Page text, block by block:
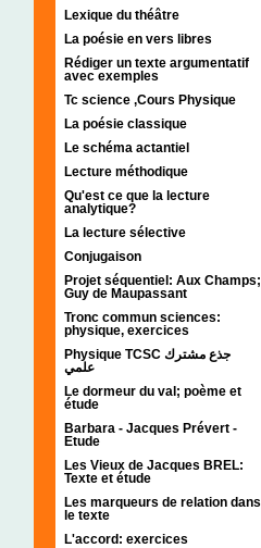
Lexique du théâtre
La poésie en vers libres
Rédiger un texte argumentatif
avec exemples
Tc science ,Cours Physique
La poésie classique
Le schéma actantiel
Lecture méthodique
Qu'est ce que la lecture
analytique?
La lecture sélective
Conjugaison
Projet séquentiel: Aux Champs;
Guy de Maupassant
Tronc commun sciences:
physique, exercices
Physique TCSC جذع مشترك
علمي
Le dormeur du val; poème et
étude
Barbara - Jacques Prévert -
Etude
Les Vieux de Jacques BREL:
Texte et étude
Les marqueurs de relation dans
le texte
L'accord: exercices